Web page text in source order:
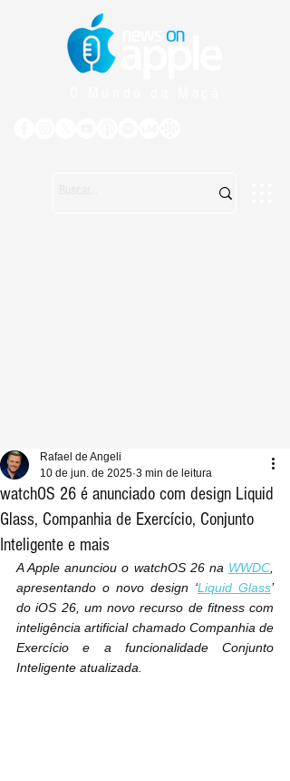
watchOS 26 é anunciado com design Liquid
Glass, Companhia de Exercício, Conjunto
Inteligente e mais
Rafael de Angeli
10 de jun. de 2025 3 min de leitura
A Apple anunciou o watchOS 26 na WWDC
apresentando o novo design ‘Liquid Glass’
do iOS 26, um novo recurso de fitness com
inteligência artificial chamado Companhia de
Exercício e a funcionalidade Conjunto
Inteligente atualizada.